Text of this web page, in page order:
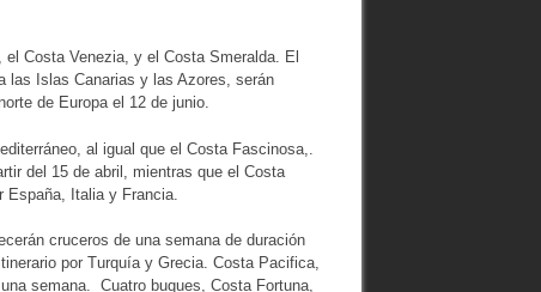
Costa Venezia, y el Costa Smeralda. El
las Islas Canarias y las Azores, serán
de Europa el 12 de junio.
al igual que el Costa Fascinosa,.
del 15 de abril, mientras que el Costa
España, Italia y Francia.
cruceros de una semana de duración
por Turquía y Grecia. Costa Pacifica,
semana. Cuatro buques, Costa Fortuna,